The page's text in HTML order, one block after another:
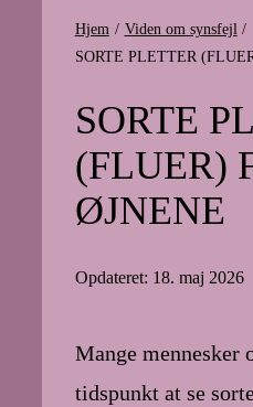
Hjem
Viden om synsfejl
SORTE PLETTER
SORTE
(FLUER)
ØJNENE
Opdateret: 18. maj 2026
Mange mennesker
tidspunkt at se